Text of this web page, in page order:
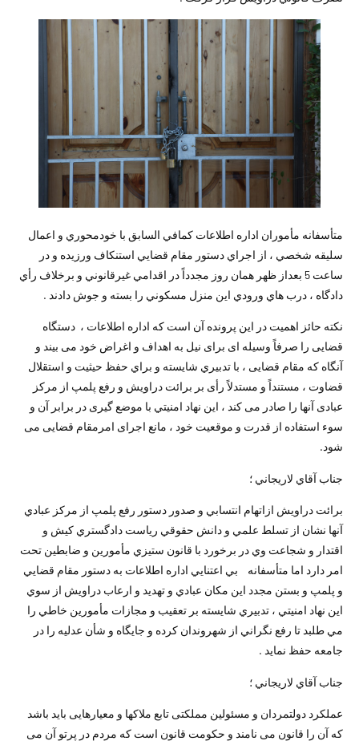
متأسفانه مأموران اداره اطلاعات كمافي السابق با خودمحوري و اعمال
سليقه شخصي ، از اجراي دستور مقام قضايي استنكاف ورزیده و در
ساعت 5 بعداز ظهر همان روز مجدداً در اقدامي غيرقانوني و برخلاف رأي
دادگاه ، درب هاي ورودي اين منزل مسكوني را بسته و جوش دادند .
نكته حائز اهميت در اين پرونده آن است كه اداره اطلاعات ، دستگاه
قضایی را صرفاً وسیله ای برای نیل به اهداف و اغراض خود می بیند و
آنگاه که مقام قضایی ، با تدبيري شايسته و براي حفظ حيثيت و استقلال
قضاوت ، مستنداً و مستدلاً رأی بر برائت دراویش و رفع پلمپ از مرکز
عبادی آنها را صادر می کند ، اين نهاد امنيتي با موضع گیری در برابر آن و
سوء استفاده از قدرت و موقعیت خود ، مانع اجرای امرمقام قضایی می
شود.
جناب آقاي لاريجاني ؛
برائت دراويش ازاتهام انتسابي و صدور دستور رفع پلمپ از مركز عبادي
آنها نشان از تسلط علمي و دانش حقوقي رياست دادگستري كيش و
اقتدار و شجاعت وي در برخورد با قانون ستيزي مأمورين و ضابطين تحت
امر دارد اما متأسفانه بي اعتنايي اداره اطلاعات به دستور مقام قضايي
و پلمپ و بستن مجدد اين مكان عبادي و تهديد و ارعاب دراويش از سوي
اين نهاد امنيتي ، تدبيري شايسته بر تعقيب و مجازات مأمورين خاطي را
مي طلبد تا رفع نگراني از شهروندان كرده و جایگاه و شأن عدليه را در
جامعه حفظ نماید .
جناب آقاي لاريجاني ؛
عملکرد دولتمردان و مسئولین مملکتی تابع ملاکها و معیارهایی باید باشد
که آن را قانون می نامند و حکومت قانون است که مردم در پرتو آن می